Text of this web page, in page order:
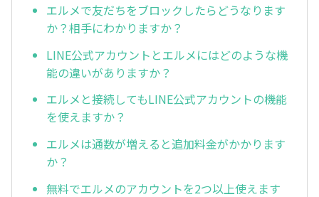
エルメで友だちをブロックしたらどうなります
か？相手にわかりますか？
LINE公式アカウントとエルメにはどのような機
能の違いがありますか？
エルメと接続してもLINE公式アカウントの機能
を使えますか？
エルメは通数が増えると追加料金がかかります
か？
無料でエルメのアカウントを2つ以上使えます